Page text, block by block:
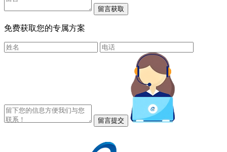
免费获取您的专属方案